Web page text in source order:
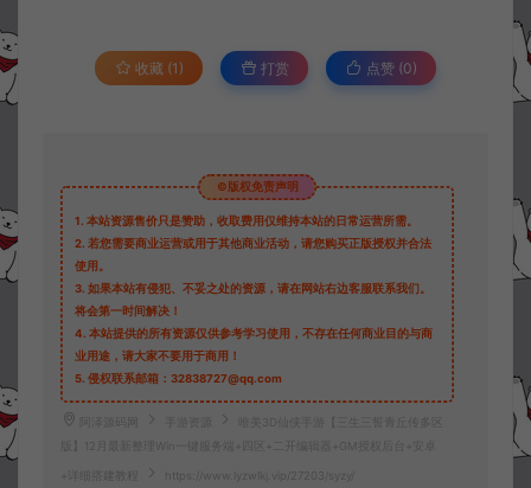
收藏 (1) 打赏 点赞 (0)
©版权免责声明
1. 本站资源售价只是赞助，收取费用仅维持本站的日常运营所需。
2. 若您需要商业运营或用于其他商业活动，请您购买正版授权并合法
使用。
3. 如果本站有侵犯、不妥之处的资源，请在网站右边客服联系我们。
将会第一时间解决！
4. 本站提供的所有资源仅供参考学习使用，不存在任何商业目的与商
业用途，请大家不要用于商用！
5. 侵权联系邮箱：32838727@qq.com
阿泽源码网 手游资源
唯美3D仙侠手游【三生三誓青丘传多区
版】12月最新整理Win一键服务端+四区+二开编辑器+GM授权后台+安卓
+详细搭建教程 https://www.lyzwlkj.vip/27203/syzy/